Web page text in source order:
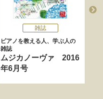
雑誌
ピアノを教える人、学ぶ人の
雑誌
ムジカノーヴァ 2016
年6月号